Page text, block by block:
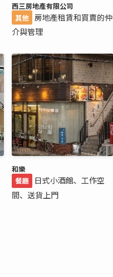
西三房地產有限公司
其他 房地產租賃和買賣的仲
介與管理
和樂
餐廳
日式小酒館、工作空
間、送貨上門